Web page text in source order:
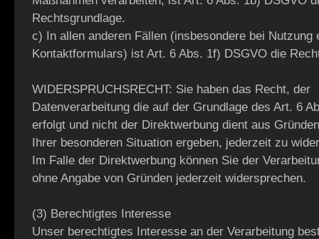
Rechtsgrundlage.
c) In allen anderen Fällen (insbesondere bei Nutzung
Kontaktformulars) ist Art. 6 Abs. 1f) DSGVO die
WIDERSPRUCHSRECHT: Sie haben das Recht, der
Datenverarbeitung die auf der Grundlage des Art. 6
erfolgt und nicht der Direktwerbung dient aus
Ihrer besonderen Situation ergeben, jederzeit zu
Im Falle der Direktwerbung können Sie der
ohne Angabe von Gründen jederzeit widersprechen.
(3) Berechtigtes Interesse
Unser berechtigtes Interesse an der Verarbeitung